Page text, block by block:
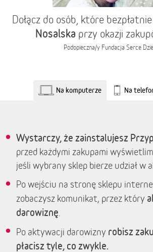
Dołącz do osób, które
Nosalska przy okazji
Podopieczna/y Fundacja Serce
Na komputerze Na
Wystarczy, że zainstalujesz
przed każdymi zakupami
jeśli wybrany sklep bierze udział w
Po wejściu na stronę sklepu
zobaczysz komunikat, przez który
darowiznę
Po aktywacji darowizny robisz
płacisz tyle, co zwykle.